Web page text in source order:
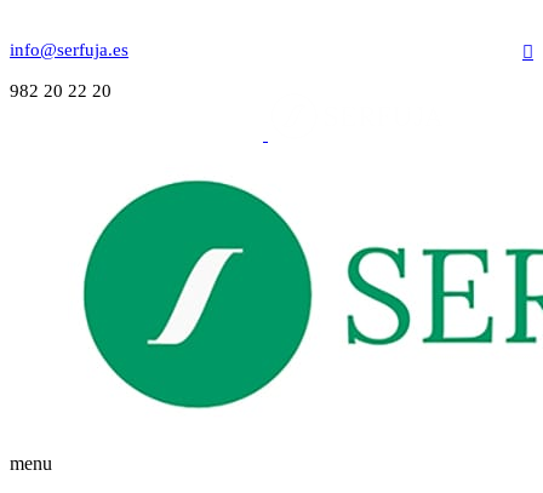
info@serfuja.es
982 20 22 20
menu